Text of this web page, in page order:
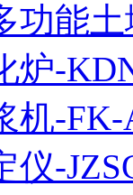
功能
炉-
机-FK-
仪-